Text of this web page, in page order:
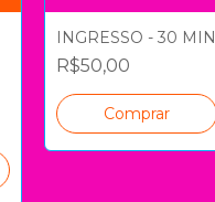
INGRESSO - 30 MIN
R$50,00